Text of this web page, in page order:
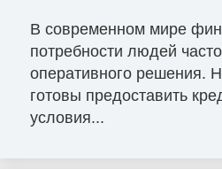
В современном мире
потребности людей
оперативного решения.
готовы предоставить
условия...